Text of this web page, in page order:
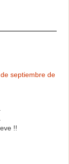
septiembre de
!!